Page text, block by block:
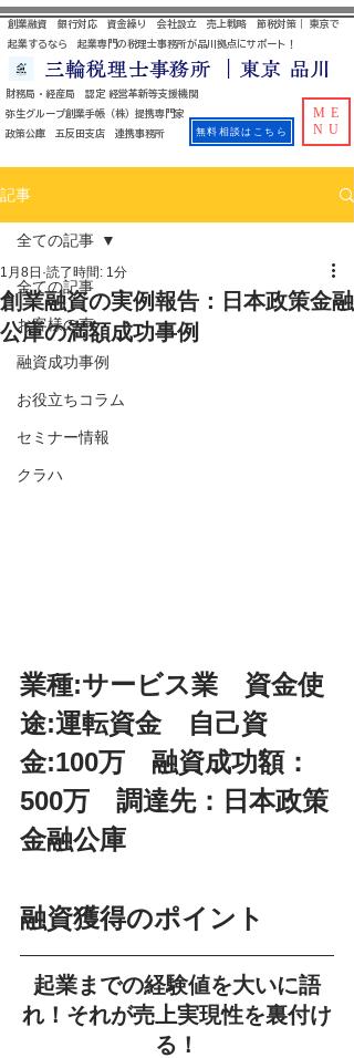
財務局・経産局 認定 経営革新等支援機関
​ 弥生グループ創業手帳（株）提携専門家
政策公庫 五反田支店 連携事務所
創業融資 銀行対応 資金繰り 会社設立 売上戦略 節税対策｜ 東京で
起業するなら 起業専門の税理士事務所が品川拠点にサポート！
三輪税理士事務所 ｜東京 品川
無料相談はこちら
ME
NU
記事
全ての記事
お客様の声
融資成功事例
お役立ちコラム
セミナー情報
クラハ
全ての記事
創業融資の実例報告：日本政策金融
公庫の満額成功事例
1月8日 読了時間: 1分
業種:サービス業　資金使
途:運転資金　自己資
金:100万　融資成功額：
500万　調達先：日本政策
金融公庫
融資獲得のポイント
起業までの経験値を大いに語
れ！それが売上実現性を裏付け
る！